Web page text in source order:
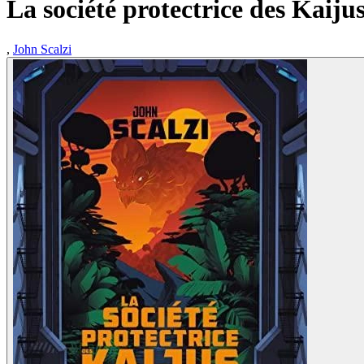
La société protectrice des
, John Scalzi